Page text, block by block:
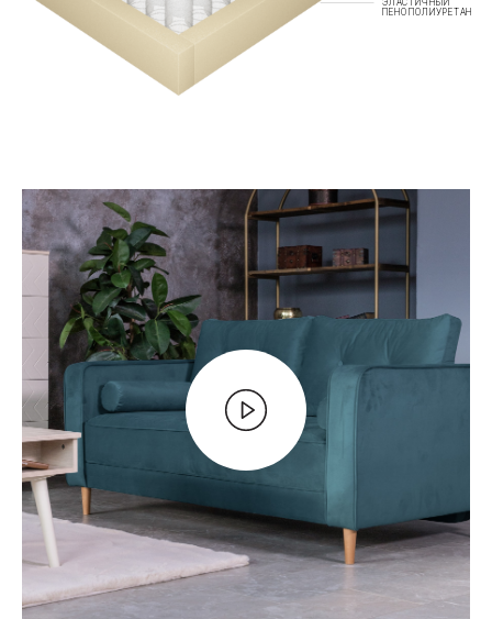
ЭЛАСТИЧНЫЙ
ПЕНОПОЛИУРЕТАН